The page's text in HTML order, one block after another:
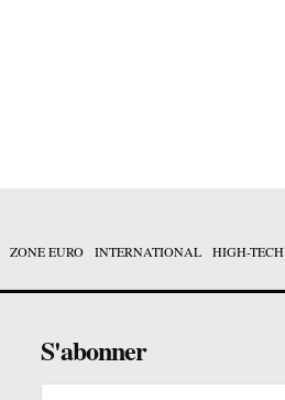
ZONE EURO INTERNATIONAL HIGH-TECH
S'abonner